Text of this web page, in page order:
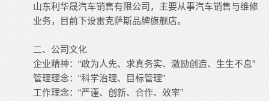
山东利华晟汽车销售有限公司，主要从事汽车销售与维修
业务，目前下设雷克萨斯品牌旗舰店。
二、公司文化
企业精神：“敢为人先、求真务实、激励创造、生生不息”
管理理念：“科学治理、目标管理”
工作理念：“严谨、创新、合作、效率”